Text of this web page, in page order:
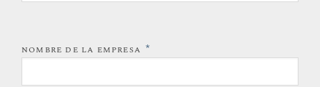
NOMBRE DE LA EMPRESA *